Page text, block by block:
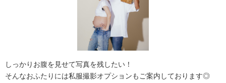
しっかりお腹を見せて写真を残したい！
そんなおふたりには私服撮影オプションもご案内しております◎